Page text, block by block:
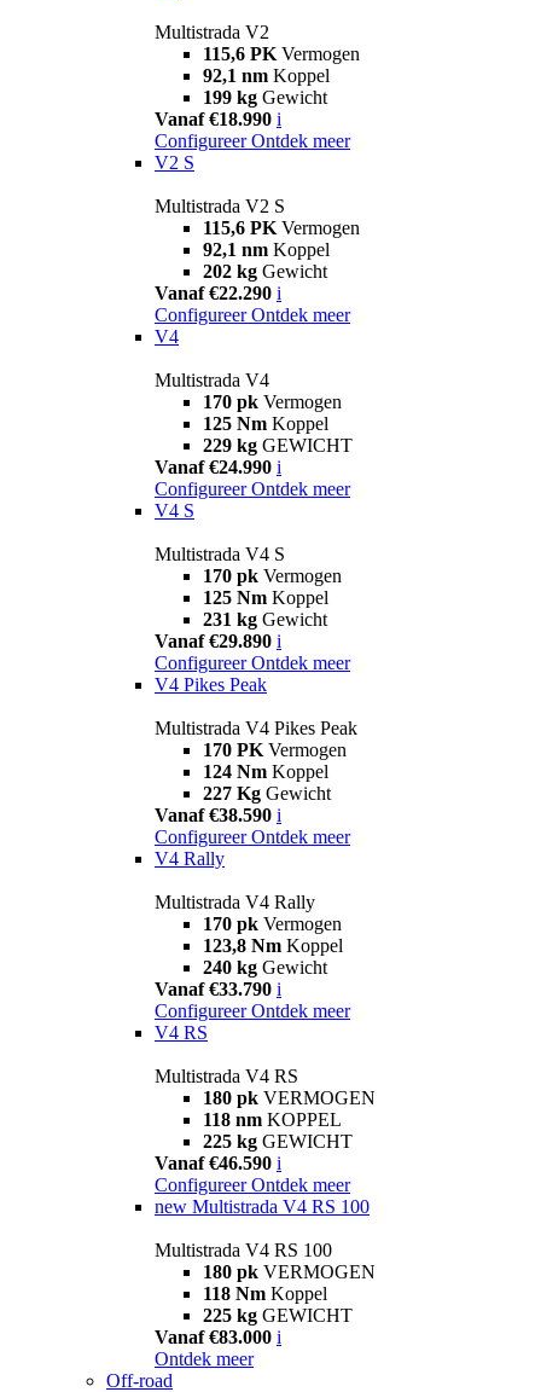
Multistrada V2
115,6 PK Vermogen
92,1 nm Koppel
199 kg Gewicht
Vanaf €18.990 i
Configureer Ontdek meer
V2 S
Multistrada V2 S
115,6 PK Vermogen
92,1 nm Koppel
202 kg Gewicht
Vanaf €22.290 i
Configureer Ontdek meer
V4
Multistrada V4
170 pk Vermogen
125 Nm Koppel
229 kg GEWICHT
Vanaf €24.990 i
Configureer Ontdek meer
V4 S
Multistrada V4 S
170 pk Vermogen
125 Nm Koppel
231 kg Gewicht
Vanaf €29.890 i
Configureer Ontdek meer
V4 Pikes Peak
Multistrada V4 Pikes Peak
170 PK Vermogen
124 Nm Koppel
227 Kg Gewicht
Vanaf €38.590 i
Configureer Ontdek meer
V4 Rally
Multistrada V4 Rally
170 pk Vermogen
123,8 Nm Koppel
240 kg Gewicht
Vanaf €33.790 i
Configureer Ontdek meer
V4 RS
Multistrada V4 RS
180 pk VERMOGEN
118 nm KOPPEL
225 kg GEWICHT
Vanaf €46.590 i
Configureer Ontdek meer
new Multistrada V4 RS 100
Multistrada V4 RS 100
180 pk VERMOGEN
118 Nm Koppel
225 kg GEWICHT
Vanaf €83.000 i
Ontdek meer
Off-road